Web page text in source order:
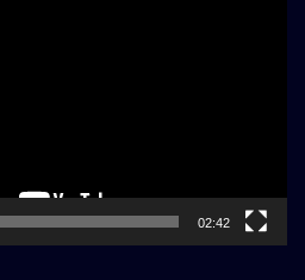
02:42